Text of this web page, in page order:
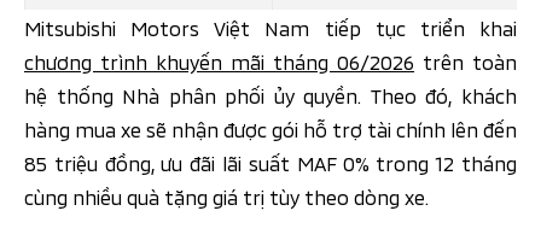
Mitsubishi Motors Việt Nam tiếp tục triển khai
chương trình khuyến mãi tháng 06/2026 trên toàn
hệ thống Nhà phân phối ủy quyền. Theo đó, khách
hàng mua xe sẽ nhận được gói hỗ trợ tài chính lên đến
85 triệu đồng, ưu đãi lãi suất MAF 0% trong 12 tháng
cùng nhiều quà tặng giá trị tùy theo dòng xe.